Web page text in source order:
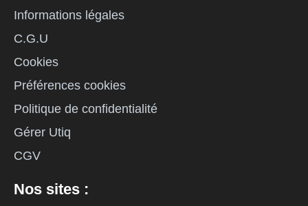
Informations légales
C.G.U
Cookies
Préférences cookies
Politique de confidentialité
Gérer Utiq
CGV
Nos sites :